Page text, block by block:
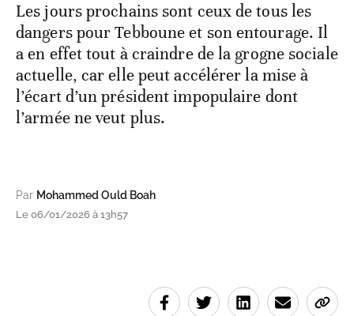
Les jours prochains sont ceux de tous les
dangers pour Tebboune et son entourage. Il
a en effet tout à craindre de la grogne sociale
actuelle, car elle peut accélérer la mise à
l’écart d’un président impopulaire dont
l’armée ne veut plus.
Par Mohammed Ould Boah
Le 06/01/2026 à 13h57